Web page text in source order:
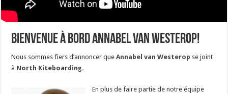
Bienvenue à bord Annabel van Westerop!
Nous sommes fiers d’annoncer queAnnabel van Westerop se joint
à North Kiteboarding.
En plus de faire partie de notre équipe